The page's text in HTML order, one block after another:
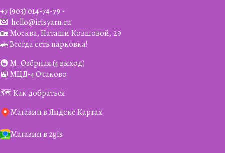
+7 (903) 014-74-79‬
💌 hello@irisyarn.ru
🏡 Москва, Наташи Ковшовой, 29
🚗 Всегда есть парковка!
🚇 М. Озёрная (4 выход)
🚉 МЦД-4 Очаково
🗺️ Как добраться
Магазин в Яндекс Картах
Магазин в 2gis